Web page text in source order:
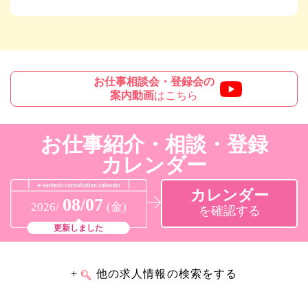
お仕事相談会・登録会の
案内動画はこちら
お仕事紹介・相談・登録
カレンダー
2026/ 08/07 (金)
更新しました
カレンダー
を確認する
+ 他の求人情報の検索をする